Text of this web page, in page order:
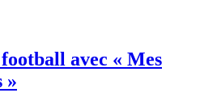
avec « Mes
»